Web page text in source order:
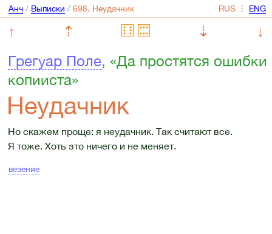
Анч/ Выписки / ⋮
↑ ⇡ ⇣
↓
Грегуар Поле, «Да простятся ошибки
копииста»
Неудачник
Но скажем проще: я неудачник. Так считают все.
Я тоже. Хоть это ничего и не меняет.
везение